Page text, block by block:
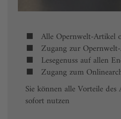
Alle Opernwelt-Artikel
Zugang zur
Lesegenuss auf allen
Zugang zum
Sie können alle Vorteile des
sofort nutzen